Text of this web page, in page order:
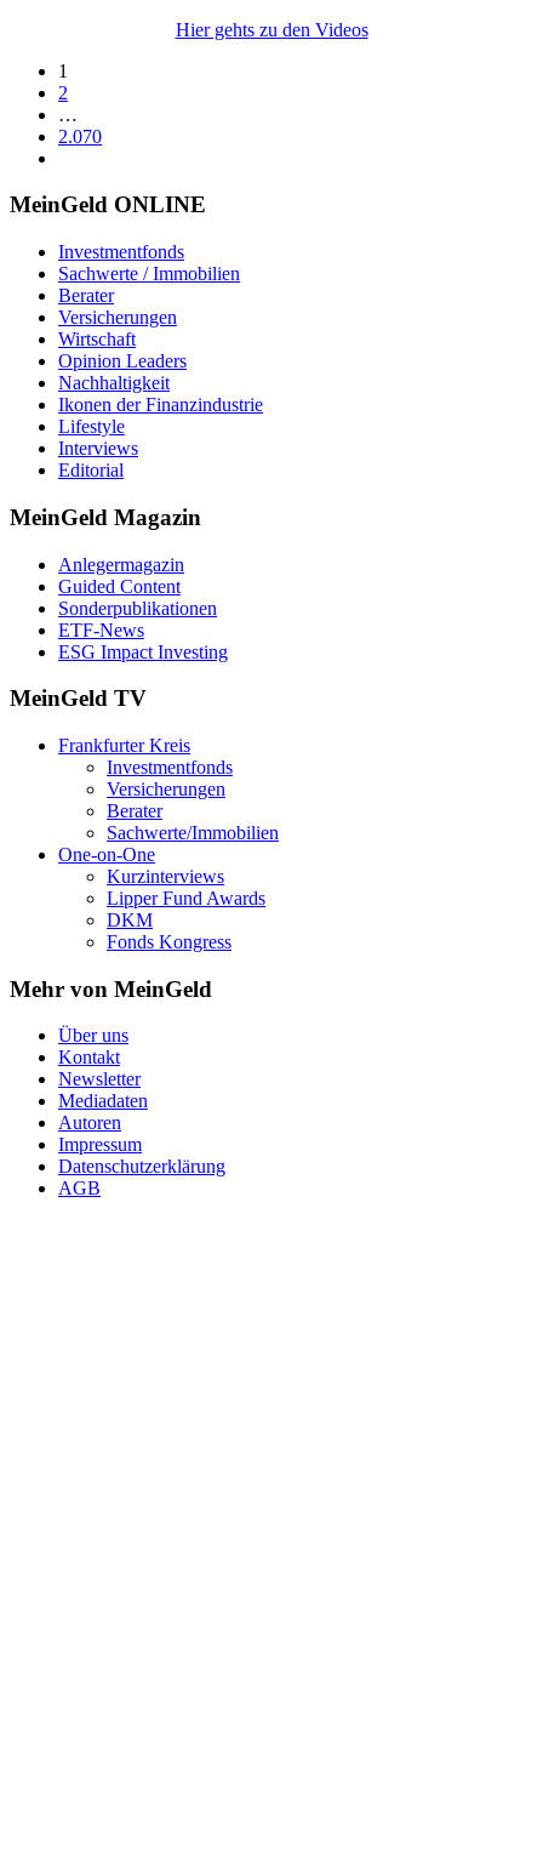
Hier gehts zu den Videos
1
2
…
2.070
MeinGeld ONLINE
Investmentfonds
Sachwerte / Immobilien
Berater
Versicherungen
Wirtschaft
Opinion Leaders
Nachhaltigkeit
Ikonen der Finanzindustrie
Lifestyle
Interviews
Editorial
MeinGeld Magazin
Anlegermagazin
Guided Content
Sonderpublikationen
ETF-News
ESG Impact Investing
MeinGeld TV
Frankfurter Kreis
Investmentfonds
Versicherungen
Berater
Sachwerte/Immobilien
One-on-One
Kurzinterviews
Lipper Fund Awards
DKM
Fonds Kongress
Mehr von MeinGeld
Über uns
Kontakt
Newsletter
Mediadaten
Autoren
Impressum
Datenschutzerklärung
AGB